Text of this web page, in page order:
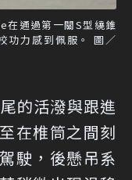
在通過第一關S型繞錐
功力感到佩服。 圖／
的活潑與跟進
在椎筒之間刻
駛，後懸吊系